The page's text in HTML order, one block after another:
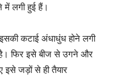
में लगी हुई हैं।
कटाई अंधाधुंध होने लगी
है। फिर इसे बीज से उगने और
इसे जड़ों से ही तैयार